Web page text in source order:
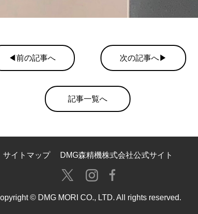
◀前の記事へ 次の記事へ▶
記事一覧へ
サイトマップ DMG森精機株式会社公式サイト
© DMG MORI CO., LTD. All rights reserved.